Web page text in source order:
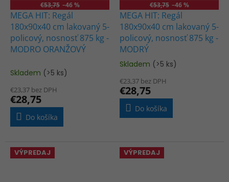
€53,75 –46 %
MEGA HIT: Regál
180x90x40 cm lakovaný 5-
policový, nosnosť 875 kg -
MODRO ORANŽOVÝ
Skladem (>5 ks)
€23,37 bez DPH
€28,75
Do košíka
€53,75 –46 %
MEGA HIT: Regál
180x90x40 cm lakovaný 5-
policový, nosnosť 875 kg -
MODRÝ
Priemerné
produktu
je
4,0
Skladem (>5 ks)
€23,37 bez DPH
€28,75
Do košíka
VÝPREDAJ VÝPREDAJ